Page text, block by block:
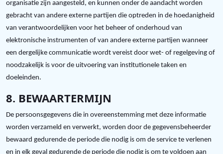
organisatie zijn aangesteld, en kunnen onder de aandacht worden
gebracht van andere externe partijen die optreden in de hoedanigheid
van verantwoordelijken voor het beheer of onderhoud van
elektronische instrumenten of van andere externe partijen wanneer
een dergelijke communicatie wordt vereist door wet- of regelgeving of
noodzakelijk is voor de uitvoering van institutionele taken en
doeleinden.
8. BEWAARTERMIJN
De persoonsgegevens die in overeenstemming met deze informatie
worden verzameld en verwerkt, worden door de gegevensbeheerder
bewaard gedurende de periode die nodig is om de service te verlenen
en in elk geval gedurende de periode die nodig is om te voldoen aan